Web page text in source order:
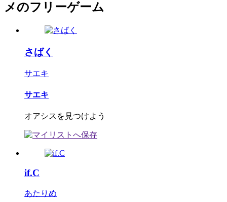
メのフリーゲーム
さばく
サエキ
サエキ
オアシスを見つけよう
if.C
あたりめ